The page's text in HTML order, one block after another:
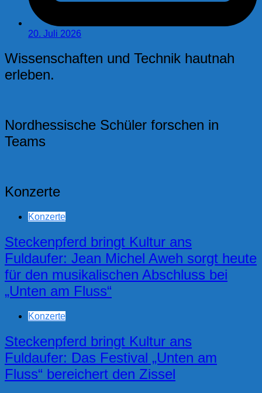
20. Juli 2026
Wissenschaften und Technik hautnah
erleben.
Nordhessische Schüler forschen in
Teams
Konzerte
Konzerte
Steckenpferd bringt Kultur ans
Fuldaufer: Jean Michel Aweh sorgt heute
für den musikalischen Abschluss bei
„Unten am Fluss“
Konzerte
Steckenpferd bringt Kultur ans
Fuldaufer: Das Festival „Unten am
Fluss“ bereichert den Zissel